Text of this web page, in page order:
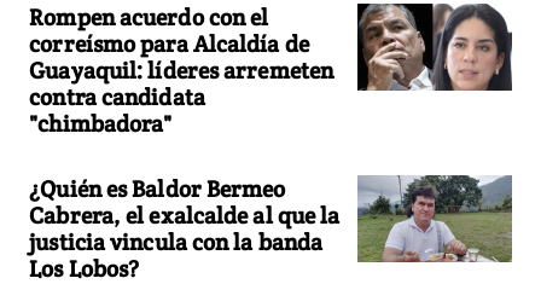
Rompen acuerdo con el
correísmo para Alcaldía de
Guayaquil: líderes arremeten
contra candidata
"chimbadora"
¿Quién es Baldor Bermeo
Cabrera, el exalcalde al que la
justicia vincula con la banda
Los Lobos?